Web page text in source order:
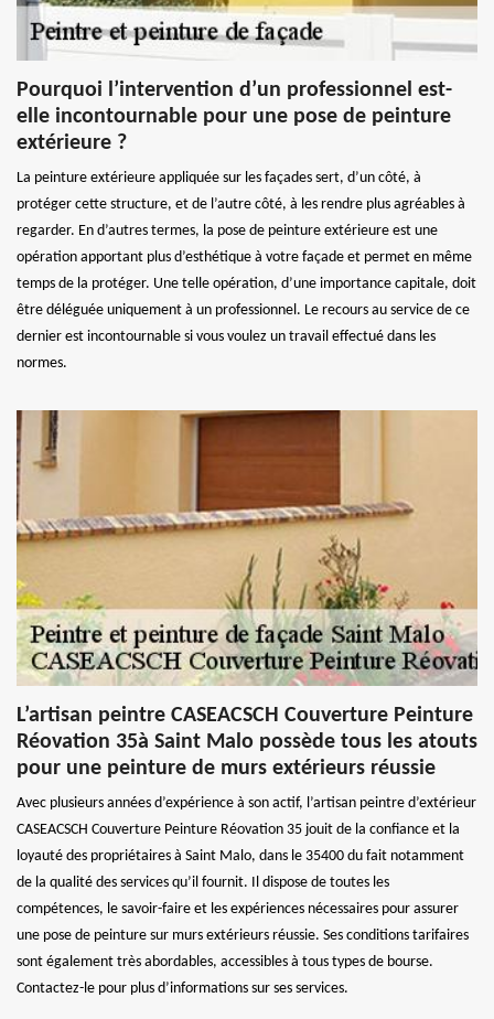
Pourquoi l’intervention d’un professionnel est-
elle incontournable pour une pose de peinture
extérieure ?
La peinture extérieure appliquée sur les façades sert, d’un côté, à
protéger cette structure, et de l’autre côté, à les rendre plus agréables à
regarder. En d’autres termes, la pose de peinture extérieure est une
opération apportant plus d’esthétique à votre façade et permet en même
temps de la protéger. Une telle opération, d’une importance capitale, doit
être déléguée uniquement à un professionnel. Le recours au service de ce
dernier est incontournable si vous voulez un travail effectué dans les
normes.
L’artisan peintre CASEACSCH Couverture Peinture
Réovation 35à Saint Malo possède tous les atouts
pour une peinture de murs extérieurs réussie
Avec plusieurs années d’expérience à son actif, l’artisan peintre d’extérieur
CASEACSCH Couverture Peinture Réovation 35 jouit de la confiance et la
loyauté des propriétaires à Saint Malo, dans le 35400 du fait notamment
de la qualité des services qu’il fournit. Il dispose de toutes les
compétences, le savoir-faire et les expériences nécessaires pour assurer
une pose de peinture sur murs extérieurs réussie. Ses conditions tarifaires
sont également très abordables, accessibles à tous types de bourse.
Contactez-le pour plus d’informations sur ses services.